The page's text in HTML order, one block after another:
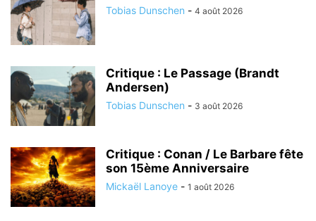
Tobias Dunschen - 4 août 2026
Critique : Le Passage (Brandt
Andersen)
Tobias Dunschen - 3 août 2026
Critique : Conan / Le Barbare fête
son 15ème Anniversaire
Mickaël Lanoye - 1 août 2026